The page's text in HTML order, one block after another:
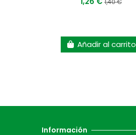
1,40 €
Añadir al carrito
Información